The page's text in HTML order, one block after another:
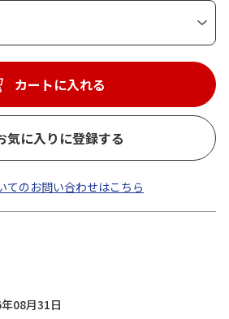
カートに入れる
気に入りに登録する
てのお問い合わせはこちら
08月31日